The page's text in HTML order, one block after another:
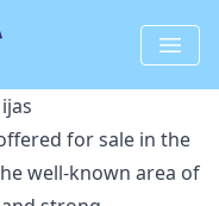
for sale in the
well-known area of